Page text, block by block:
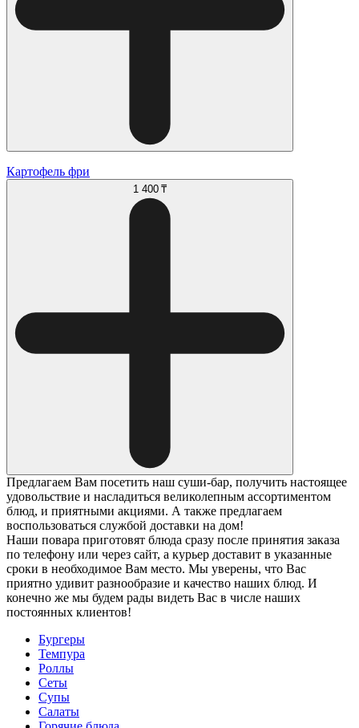
Картофель фри
1 400 ₸
Предлагаем Вам посетить наш суши-бар, получить настоящее
удовольствие и насладиться великолепным ассортиментом
блюд, и приятными акциями. А также предлагаем
воспользоваться службой доставки на дом!
Наши повара приготовят блюда сразу после принятия заказа
по телефону или через сайт, а курьер доставит в указанные
сроки в необходимое Вам место. Мы уверены, что Вас
приятно удивит разнообразие и качество наших блюд. И
конечно же мы будем рады видеть Вас в числе наших
постоянных клиентов!
Бургеры
Темпура
Роллы
Сеты
Супы
Салаты